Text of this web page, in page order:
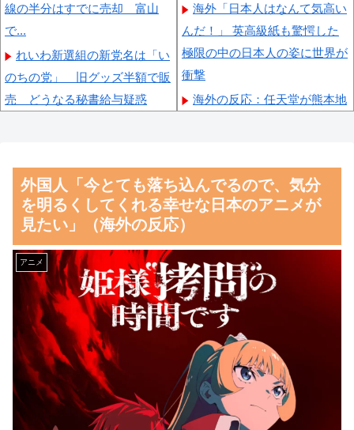
線の半分はすでに売却 富山
で...
れいわ新選組の新党名は「い
のちの党」 旧グッズ半額で販
売 どうなる秘書給与疑惑
まれる 参議院議員「日本人で
はないと思う」
【朗報】齋藤飛鳥、前屈みで
完全に見えてる動画が拡散され
てしまう…
磁気嵐、地球由来のイオンが
主導…JAXAの衛星「あらせ」
が観測！
舌を絡ませて、唾液交換して
── ちゅっちゅしながらの濃厚
エッ画像♪
海外「日本よ、お前がナンバ
海外「日本人はなんて気高い
んだ！」 英高級紙も驚愕した
極限の中の日本人の姿に世界が
衝撃
海外の反応：任天堂が熊本地
スの昨年の収益が10億ドルを突
破した事が明らかに（海外の反
応）
の土木技術の完全勝利をご覧く
ださい」→「これはすごいわ」
「こういうのを見ると日本人は
何か適当に作る感じがしな
い・・・」「あれがまさに経験
値である」
韓国人「海外で韓国サッカー
の2002年ベスト4の実力は、実
外国人「今とても落ち込んでるので、気分
を明るくしてくれる幸せな日本のアニメが
見たい」（海外の反応）
アニメ